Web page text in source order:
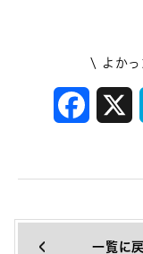
\ よかっ
一覧に